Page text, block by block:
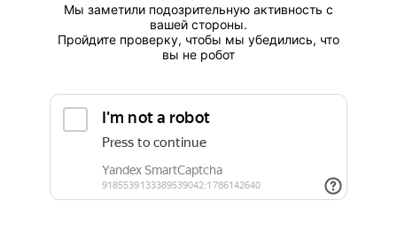
Мы заметили подозрительную активность с
вашей стороны.
Пройдите проверку, чтобы мы убедились, что
вы не робот